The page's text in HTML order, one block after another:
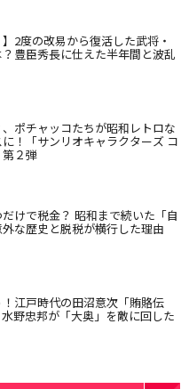
】2度の改易から復活した武将・
豊臣秀長に仕えた半年間と波乱
ポチャッコたちが昭和レトロな
！「サンリオキャラクターズ コ
２弾
けで税金？ 昭和まで続いた「自
な歴史と脱税が横行した理由
江戸時代の田沼意次「賄賂伝
野忠邦が「大奥」を敵に回した